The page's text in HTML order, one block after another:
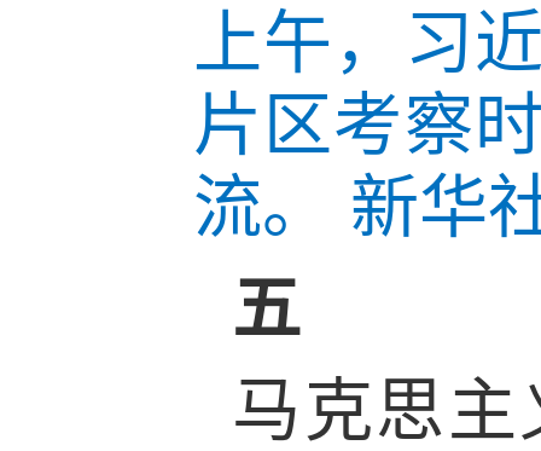
上午，习
片区考察
流。 新华
五
马克思